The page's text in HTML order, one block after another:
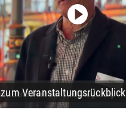
zum Veranstaltungsrückblick